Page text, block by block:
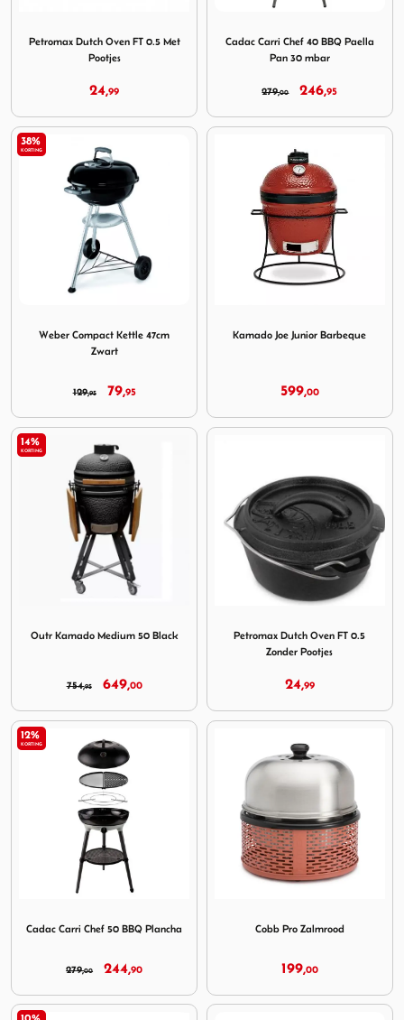
Petromax Dutch Oven FT 0.5 Met
Pootjes
24,99
Cadac Carri Chef 40 BBQ Paella
Pan 30 mbar
279,00 246,95
38%
KORTING
Weber Compact Kettle 47cm
Zwart
129,95 79,95
Kamado Joe Junior Barbeque
599,00
14%
KORTING
Outr Kamado Medium 50 Black
754,95 649,00
Petromax Dutch Oven FT 0.5
Zonder Pootjes
24,99
12%
KORTING
Cadac Carri Chef 50 BBQ Plancha
279,00 244,90
Cobb Pro Zalmrood
199,00